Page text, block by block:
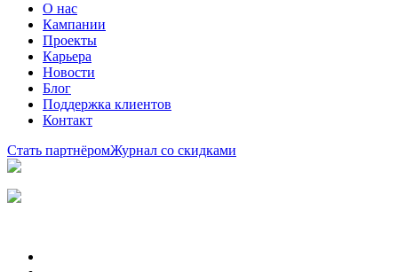
О нас
Кампании
Проекты
Карьера
Новости
Блог
Поддержка клиентов
Контакт
Стать партнёромЖурнал со скидками